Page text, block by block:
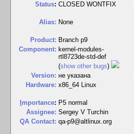
Status: CLOSED WONTFIX
Alias: None
Product: Branch p9
Component: kernel-modules-
rtl8723de-std-def
(show other bugs)
Version: не указана
Hardware: x86_64 Linux
mportance: P5 normal
Assignee: Sergey V Turchin
QA Contact: qa-p9@altlinux.org